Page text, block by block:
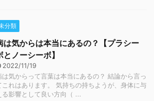
分類
は気からは本当にあるの？【プラシー
とノーシーボ】
2022/11/19
は気からって言葉は本当にあるの？ 結論から言っ
これはあります。 気持ちの持ちようが、身体に与
る影響として良い方向（ ...